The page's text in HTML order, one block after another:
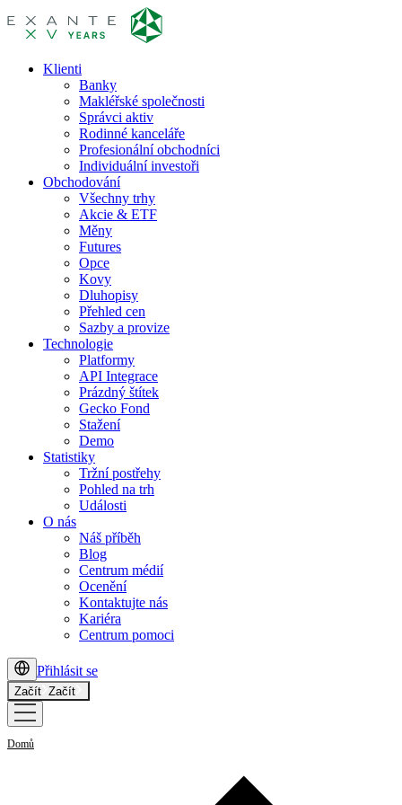
Klienti
Banky
Makléřské společnosti
Správci aktiv
Rodinné kanceláře
Profesionální obchodníci
Individuální investoři
Obchodování
Všechny trhy
Akcie & ETF
Měny
Futures
Opce
Kovy
Dluhopisy
Přehled cen
Sazby a provize
Technologie
Platformy
API Integrace
Prázdný štítek
Gecko Fond
Stažení
Demo
Statistiky
Tržní postřehy
Pohled na trh
Události
O nás
Náš příběh
Blog
Centrum médií
Ocenění
Kontaktujte nás
Kariéra
Centrum pomoci
Přihlásit se
Začít Začít
Domů